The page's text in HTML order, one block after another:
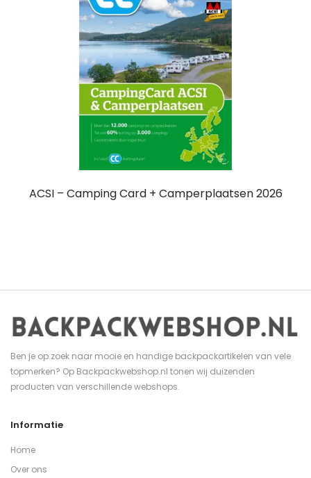
ACSI – Camping Card + Camperplaatsen 2026
Ben je op zoek naar mooie en handige backpackartikelen van vele
topmerken? Op Backpackwebshop.nl tonen wij duizenden
producten van verschillende webshops.
Informatie
Home
Over ons